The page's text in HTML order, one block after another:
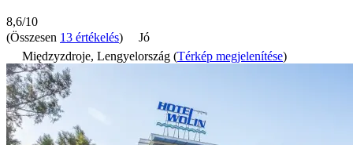
8,6/10
(Összesen 13 értékelés)
Jó
Międzyzdroje, Lengyelország (Térkép megjelenítése)